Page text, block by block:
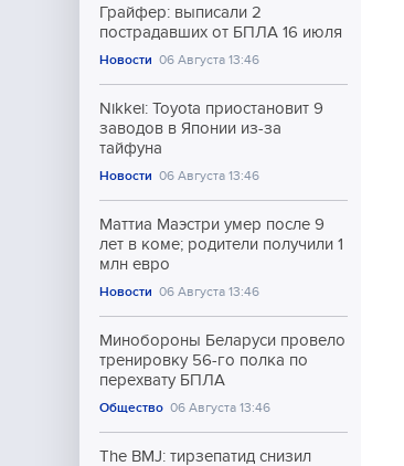
Грайфер: выписали 2
пострадавших от БПЛА 16 июля
Новости 06 Августа 13:46
Nikkei: Toyota приостановит 9
заводов в Японии из-за
тайфуна
Новости 06 Августа 13:46
Маттиа Маэстри умер после 9
лет в коме; родители получили 1
млн евро
Новости 06 Августа 13:46
Минобороны Беларуси провело
тренировку 56-го полка по
перехвату БПЛА
Общество 06 Августа 13:46
The BMJ: тирзепатид снизил